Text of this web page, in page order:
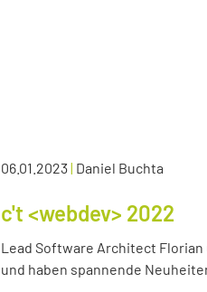
06.01.2023| Daniel Buchta
c't <webdev> 2022
Lead Software Architect Florian
und haben spannende